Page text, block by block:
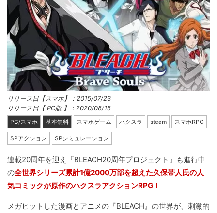
リリース日【スマホ】：2015/07/23
リリース日【 PC版 】：2020/08/18
PC/スマホ 基本無料 スマホゲーム ハクスラ steam スマホRPG
SPアクション SPシミュレーション
連載20周年を迎え『BLEACH20周年プロジェクト』も進行中
の全世界シリーズ累計1億2000万部を超えた久保帯人氏の人
気コミックが原作のハクスラアクションRPG！
メガヒットした漫画とアニメの『BLEACH』の世界が、刺激的